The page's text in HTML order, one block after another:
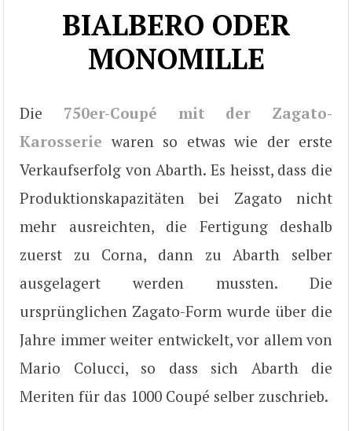
BIALBERO ODER
MONOMILLE
Die 750er-Coupé mit der Zagato-
Karosserie waren so etwas wie der erste
Verkaufserfolg von Abarth. Es heisst, dass die
Produktionskapazitäten bei Zagato nicht
mehr ausreichten, die Fertigung deshalb
zuerst zu Corna, dann zu Abarth selber
ausgelagert werden mussten. Die
ursprünglichen Zagato-Form wurde über die
Jahre immer weiter entwickelt, vor allem von
Mario Colucci, so dass sich Abarth die
Meriten für das 1000 Coupé selber zuschrieb.